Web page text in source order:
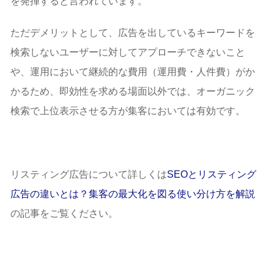
ただデメリットとして、広告を出しているキーワードを
検索しないユーザーに対してアプローチできないこと
や、運用において継続的な費用（運用費・人件費）がか
かるため、即効性を求める場面以外では、オーガニック
検索で上位表示させる方が集客においては有効です。
リスティング広告について詳しくはSEOとリスティング
広告の違いとは？集客の最大化を図る使い分け方を解説
の記事をご覧ください。